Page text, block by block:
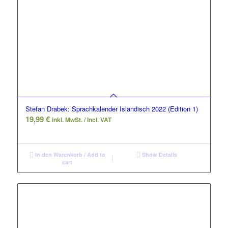
Stefan Drabek: Sprachkalender Isländisch 2022 (Edition 1)
19,99€ inkl. MwSt. / Incl. VAT
In den Warenkorb / Add to
cart
Show Details